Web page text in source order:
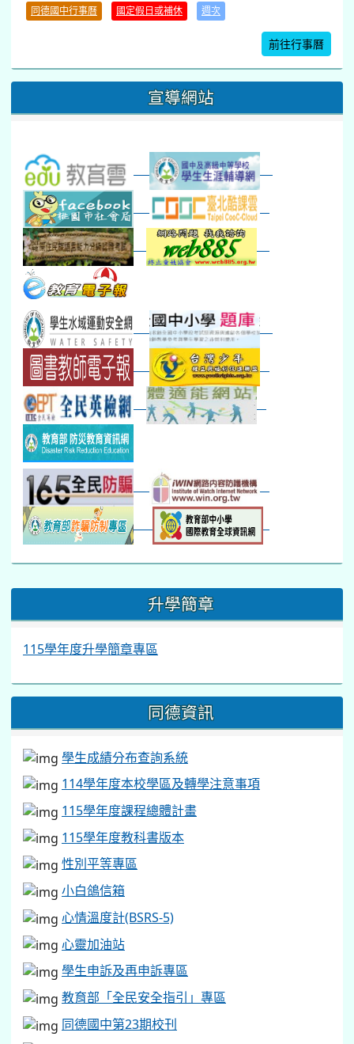
暑期體育育樂營結束
21 22
桃園市運動會
數感實驗夏令營(整天)
新生智力測驗補測(...
下午-新進教師研習
教師備課會議
新生訓練(整天)新生訓練(~12:00)
下午-校務會議14:00-
八九年級返校8-9
防災演練工作分配及...
30 31 2 3
本週_健康檢查週各班器材負責人訓練
發放班級書箱及晨讀...
技藝教育學程說明會...
12:30幹部訓練七年級新生健檢
本週_友善校園週收學生證、換補教科...
本週_圖書館開放借...
開學日
第一週
超額比序暨免試入學...
同德國中行事曆 國定假日或補休 週次
前往行事曆
宣導網站
::: 升學簡章
115學年度升學簡章專區
同德資訊
學生成績分布查詢系統
114學年度本校學區及轉學注意事項
115學年度課程總體計畫
115學年度教科書版本
性別平等專區
小白鴿信箱
心情溫度計(BSRS-5)
心靈加油站
學生申訴及再申訴專區
教育部「全民安全指引」專區
同德國中第23期校刊